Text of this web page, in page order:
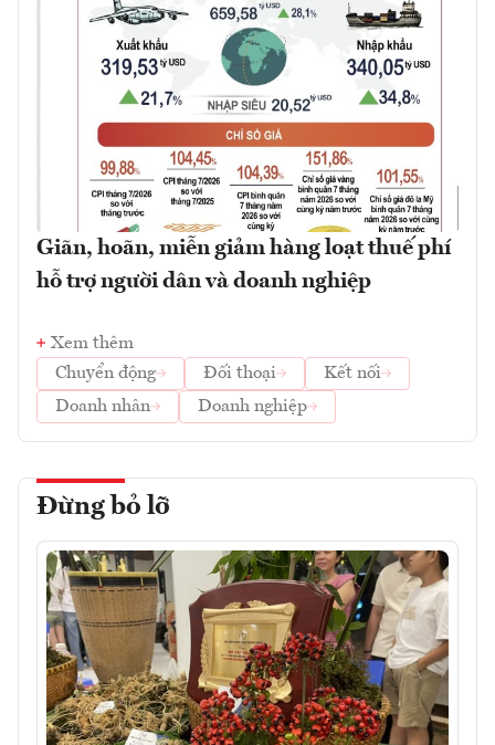
Giãn, hoãn, miễn giảm hàng loạt thuế phí
hỗ trợ người dân và doanh nghiệp
Xem thêm
Chuyển động
Đối thoại
Kết nối
Doanh nhân
Doanh nghiệp
Đừng bỏ lỡ